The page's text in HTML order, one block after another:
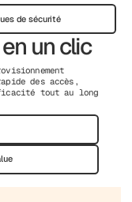
de sécurité
un clic
des accès,
tout au long